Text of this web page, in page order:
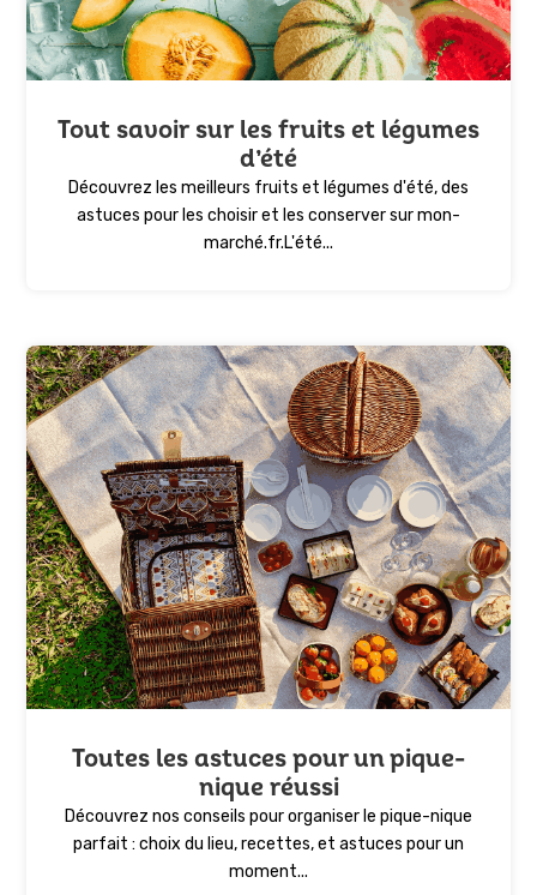
Tout savoir sur les fruits et légumes
d’été
Découvrez les meilleurs fruits et légumes d'été, des
astuces pour les choisir et les conserver sur mon-
marché.fr.L'été...
Toutes les astuces pour un pique-
nique réussi
Découvrez nos conseils pour organiser le pique-nique
parfait : choix du lieu, recettes, et astuces pour un
moment...